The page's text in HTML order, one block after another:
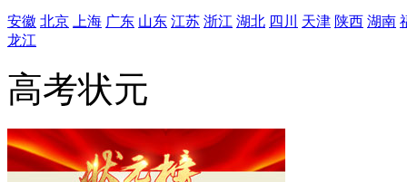
安徽 北京 上海 广东 山东 江苏 浙江 湖北 四川 天津 陕西 湖南
龙江
高考状元